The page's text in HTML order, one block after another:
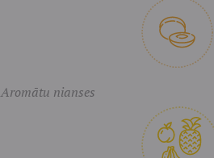
Aromātu nianses